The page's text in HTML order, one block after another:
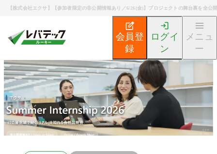
【株式会社エクサ】【参加者限定の非公開情報あり／6/26(金)】プロジェクトの舞台裏を全
会員登
録
ログイ
ン
メニュ
ー
募集検索 【参加者限定の非